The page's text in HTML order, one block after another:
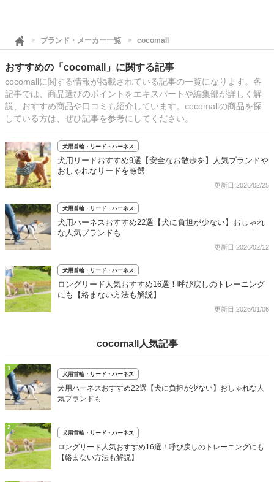
ブランド・メーカー一覧 cocomall
おすすめの「cocomall」に関する記事
cocomallに関する情報が掲載されている記事の一覧になります。各
記事では、商品選びのポイントをエキスパートや編集部が詳しく解
説、おすすめ商品や口コミも紹介しています。cocomallの商品を探
している方は、ぜひ記事を参考にしてください。
犬用首輪・リード・ハーネス
犬用リードおすすめ9選【安全なお散歩を】人気ブランドや
おしゃれなリードを厳選
更新日:2026/02/25
犬用首輪・リード・ハーネス
犬用ハーネスおすすめ22選【犬に負担が少ない】おしゃれ
な人気ブランドも
更新日:2026/02/12
犬用首輪・リード・ハーネス
ロングリード人気おすすめ16選！呼び戻しのトレーニング
にも【絡まない方法も解説】
更新日:2026/01/06
cocomall人気記事
1
犬用首輪・リード・ハーネス
犬用ハーネスおすすめ22選【犬に負担が少ない】おしゃれな人
気ブランドも
2
犬用首輪・リード・ハーネス
ロングリード人気おすすめ16選！呼び戻しのトレーニングにも
【絡まない方法も解説】